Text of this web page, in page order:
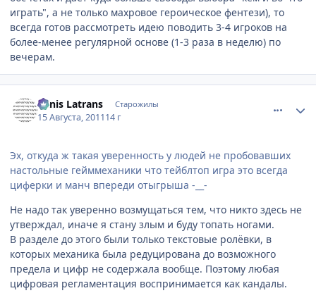
играть", а не только махровое героическое фентези), то
всегда готов рассмотреть идею поводить 3-4 игроков на
более-менее регулярной основе (1-3 раза в неделю) по
вечерам.
Canis Latrans Старожилы
15 Августа, 201114 г
Эх, откуда ж такая уверенность у людей не пробовавших
настольные гейммеханики что тейблтоп игра это всегда
циферки и манч впереди отыгрыша -__-
Не надо так уверенно возмущаться тем, что никто здесь не
утверждал, иначе я стану злым и буду топать ногами.
В разделе до этого были только текстовые ролёвки, в
которых механика была редуцирована до возможного
предела и цифр не содержала вообще. Поэтому любая
цифровая регламентация воспринимается как кандалы.